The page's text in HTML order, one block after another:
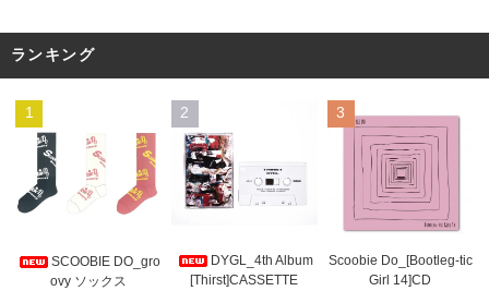
ランキング
1
SCOOBIE DO_gro
ovy ソックス
2
DYGL_4th Album
[Thirst]CASSETTE
3
Scoobie Do_[Bootleg-tic
Girl 14]CD